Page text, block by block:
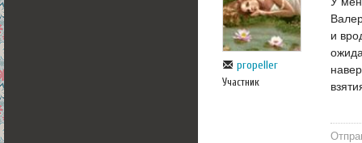
propeller
Участник
и